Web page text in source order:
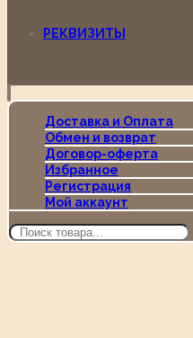
РЕКВИЗИТЫ
Доставка и Оплата
Обмен и возврат
Договор-оферта
Избранное
Регистрация
Мой аккаунт